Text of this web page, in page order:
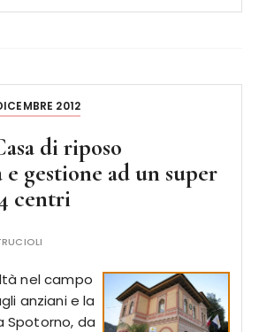
2012
di riposo
e gestione ad un super
centri
nel campo
anziani e la
Spotorno, da